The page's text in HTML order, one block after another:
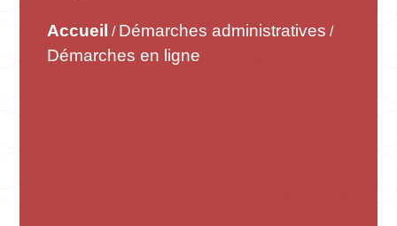
Accueil / Démarches administratives /
Démarches en ligne